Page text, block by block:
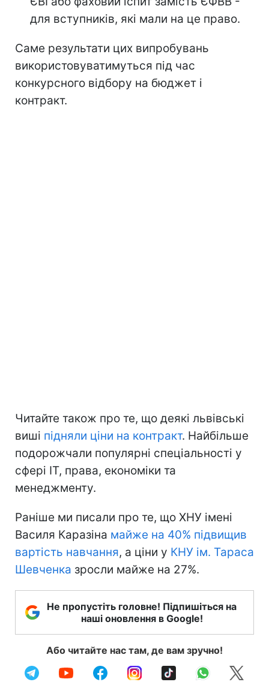
для вступників, які мали на це право.
Саме результати цих випробувань
використовуватимуться під час
конкурсного відбору на бюджет і
контракт.
Читайте також про те, що деякі львівські
виші підняли ціни на контракт. Найбільше
подорожчали популярні спеціальності у
сфері ІТ, права, економіки та
менеджменту.
Раніше ми писали про те, що ХНУ імені
Василя Каразіна майже на 40% підвищив
вартість навчання, а ціни у КНУ ім. Тараса
Шевченка зросли майже на 27%.
Не пропустіть головне! Підпишіться на
наші оновлення в Google!
Або читайте нас там, де вам зручно!